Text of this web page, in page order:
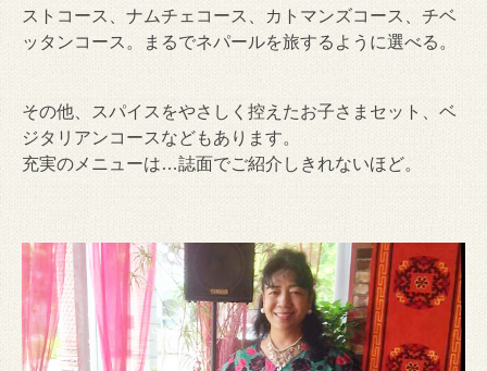
ストコース、ナムチェコース、カトマンズコース、チベ
ッタンコース。まるでネパールを旅するように選べる。
その他、スパイスをやさしく控えたお子さまセット、ベ
ジタリアンコースなどもあります。
充実のメニューは…誌面でご紹介しきれないほど。